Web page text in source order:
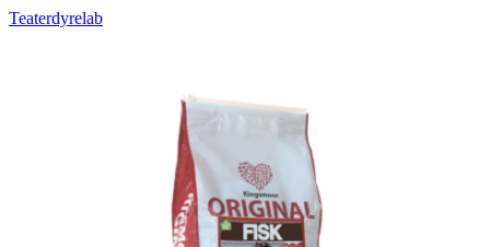
Teaterdyrelab